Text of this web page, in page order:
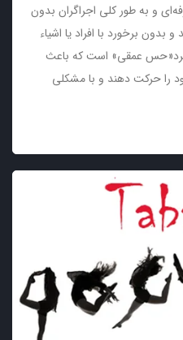
و به طور کلی اجراگران بدون
بدون برخورد با افراد یا اشیاء
عمقی» است که باعث
را حرکت دهند و با مشکلی